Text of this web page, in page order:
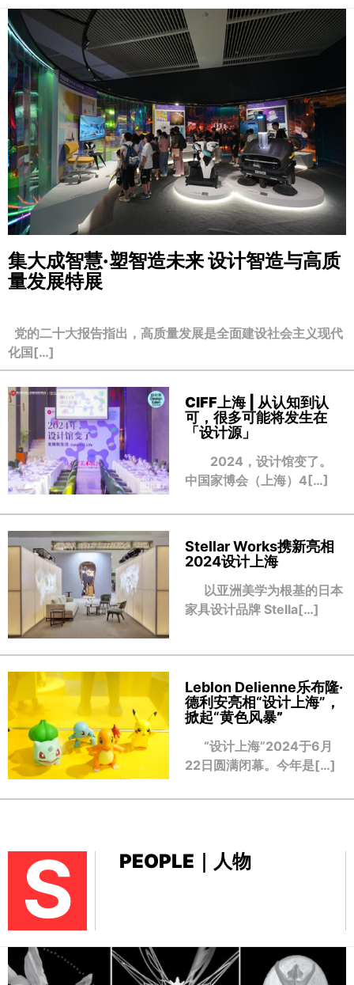
集大成智慧·塑智造未来设计智造与高质
量发展特展
党的二十大报告指出，高质量发展是全面建设社会主义现代
化国[…]
CIFF上海 | 从认知到认
可，很多可能将发生在
「设计源」
2024，设计馆变了。
中国家博会（上海）4[…]
Stellar Works携新亮相
2024设计上海
以亚洲美学为根基的日本
家具设计品牌 Stella[…]
Leblon Delienne乐布隆·
德利安亮相“设计上海”，
掀起“黄色风暴”
“设计上海”2024于6月
22日圆满闭幕。今年是[…]
S PEOPLE｜人物